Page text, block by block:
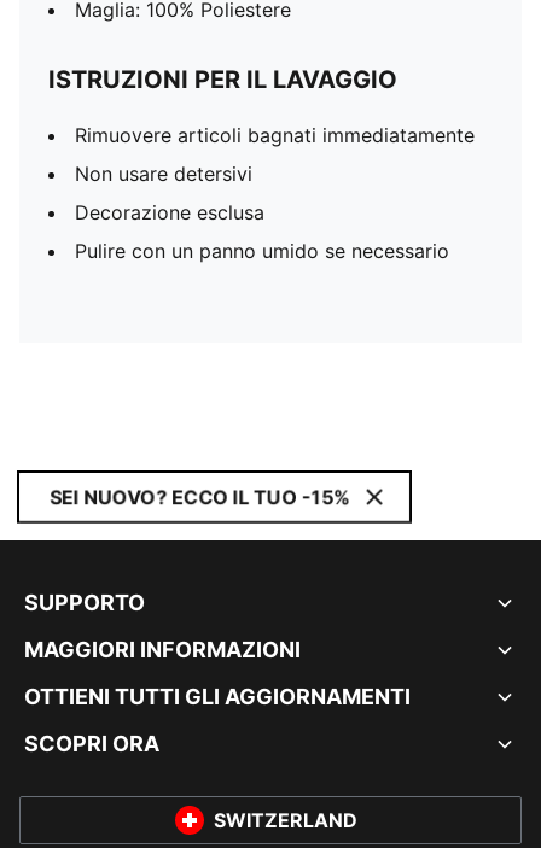
Maglia: 100% Poliestere
ISTRUZIONI PER IL LAVAGGIO
Rimuovere articoli bagnati immediatamente
Non usare detersivi
Decorazione esclusa
Pulire con un panno umido se necessario
SEI NUOVO? ECCO IL TUO -15%
SUPPORTO
MAGGIORI INFORMAZIONI
OTTIENI TUTTI GLI AGGIORNAMENTI
SCOPRI ORA
SWITZERLAND